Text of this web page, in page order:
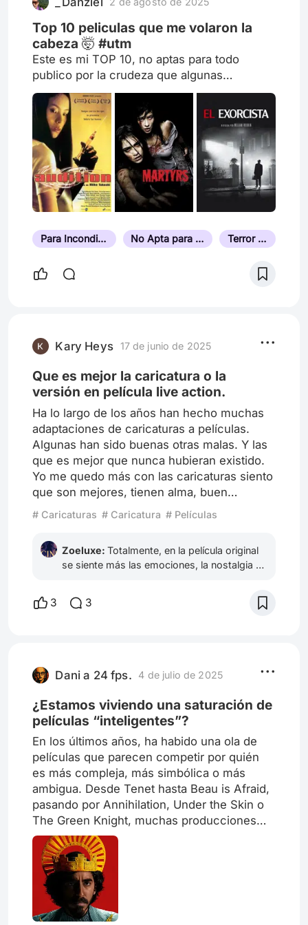
que están hechas las personas, en el
romance lo que
Top 10 peliculas que me volaron la
cabeza 🤯 #utm
Este es mi TOP 10, no aptas para todo
publico por la crudeza que algunas
manejan. Algunas prohibidas, algunas difícil
de encontrar, pero si se tratan de volarte la
cabeza, cumplen la función
Para Incondicionales del Terror No Apta para Personas Sensibles Terror Psicológico
Kary Heys 17 de junio de 2025
Que es mejor la caricatura o la
versión en película live action.
Ha lo largo de los años han hecho muchas
adaptaciones de caricaturas a películas.
Algunas han sido buenas otras malas. Y las
que es mejor que nunca hubieran existido.
Yo me quedo más con las caricaturas siento
que son mejores, tienen alma, buen
argumento y muchos colores. Las películas
con muchas escenas que no tienen nada
que ver con la caricatura en que se basan.
Pienso que únicamente las hicieron para no
mismas. Son realmente pocas las películas
episodio más. Quizás alguna me convence
formar parte de la caricatura como un
episodio especial o un capítulo adicional.
Pero en su mayoría son muy distantes y
apartadas de las caricaturas. Que piensas.
# Caricaturas # Caricatura # Películas
Zoeluxe:Totalmente, en la película original
se siente más las emociones, la nostalgia es
empresas últimamente no están recreando
esto: los sentimientos, la esencia, la
3 3
Dani a 24 fps. 4 de julio de 2025
¿Estamos viviendo una saturación de
películas “inteligentes”?
En los últimos años, ha habido una ola de
películas que parecen competir por quién
es más compleja, más simbólica o más
ambigua. Desde Tenet hasta Beau is Afraid,
pasando por Annihilation, Under the Skin o
The Green Knight, muchas producciones
apuestan por lo abstracto, lo denso y lo
“explicado en YouTube después”. ¿Crees
que esto enriquece el cine, o lo aleja del
público? ¿Está bien no entender una
película al verla por primera vez? ¿Qué
película “rara” te hizo decir: “ok, no entendí